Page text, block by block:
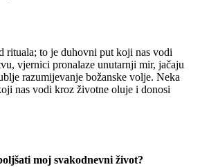
rituala; to je duhovni put koji nas vodi
vjernici pronalaze unutarnji mir, jačaju
razumijevanje božanske volje. Neka
nas vodi kroz životne oluje i donosi
moj svakodnevni život?